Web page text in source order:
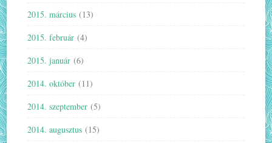
2015. március (13)
2015. február (4)
2015. január (6)
2014. október (11)
2014. szeptember (5)
2014. augusztus (15)